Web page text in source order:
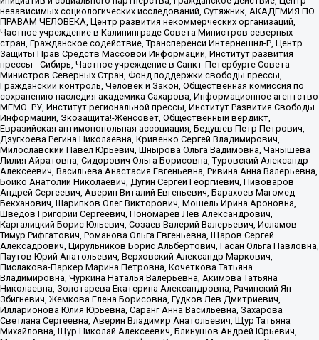
независимых социологических исследований, Сутяжник, АКАДЕМИЯ ПО
ПРАВАМ ЧЕЛОВЕКА, Центр развития некоммерческих организаций,
Частное учреждение в Калининграде Совета Министров северных
стран, Гражданское содействие, Трансперенси Интернешнл-Р, Центр
Защиты Прав Средств Массовой Информации, Институт развития
прессы - Сибирь, Частное учреждение в Санкт-Петербурге Совета
Министров Северных Стран, Фонд поддержки свободы прессы,
Гражданский контроль, Человек и Закон, Общественная комиссия по
сохранению наследия академика Сахарова, Информационное агентство
МЕМО. РУ, Институт региональной прессы, Институт Развития Свободы
Информации, Экозащита!-Женсовет, Общественный вердикт,
Евразийская антимонопольная ассоциация, Бедушев Петр Петрович,
Дзугкоева Регина Николаевна, Кривенко Сергей Владимирович,
Милославский Павел Юрьевич, Шнырова Ольга Вадимовна, Чанышева
Лилия Айратовна, Сидорович Ольга Борисовна, Туровский Александр
Алексеевич, Васильева Анастасия Евгеньевна, Ривина Анна Валерьевна,
Бойко Анатолий Николаевич, Дугин Сергей Георгиевич, Пивоваров
Андрей Сергеевич, Аверин Виталий Евгеньевич, Барахоев Магомед
Бекханович, Шарипков Олег Викторович, Мошель Ирина Ароновна,
Шведов Григорий Сергеевич, Пономарев Лев Александрович,
Каргалицкий Борис Юльевич, Созаев Валерий Валерьевич, Исламов
Тимур Рифгатович, Романова Ольга Евгеньевна, Щаров Сергей
Алексадрович, Цирульников Борис Альбертович, Гасан Ольга Павловна,
Паутов Юрий Анатольевич, Верховский Александр Маркович,
Пислакова-Паркер Марина Петровна, Кочеткова Татьяна
Владимировна, Чуркина Наталья Валерьевна, Акимова Татьяна
Николаевна, Золотарева Екатерина Александровна, Рачинский Ян
Збигневич, Жемкова Елена Борисовна, Гудков Лев Дмитриевич,
Илларионова Юлия Юрьевна, Саранг Анна Васильевна, Захарова
Светлана Сергеевна, Аверин Владимир Анатольевич, Щур Татьяна
Михайловна, Щур Николай Алексеевич, Блинушов Андрей Юрьевич,